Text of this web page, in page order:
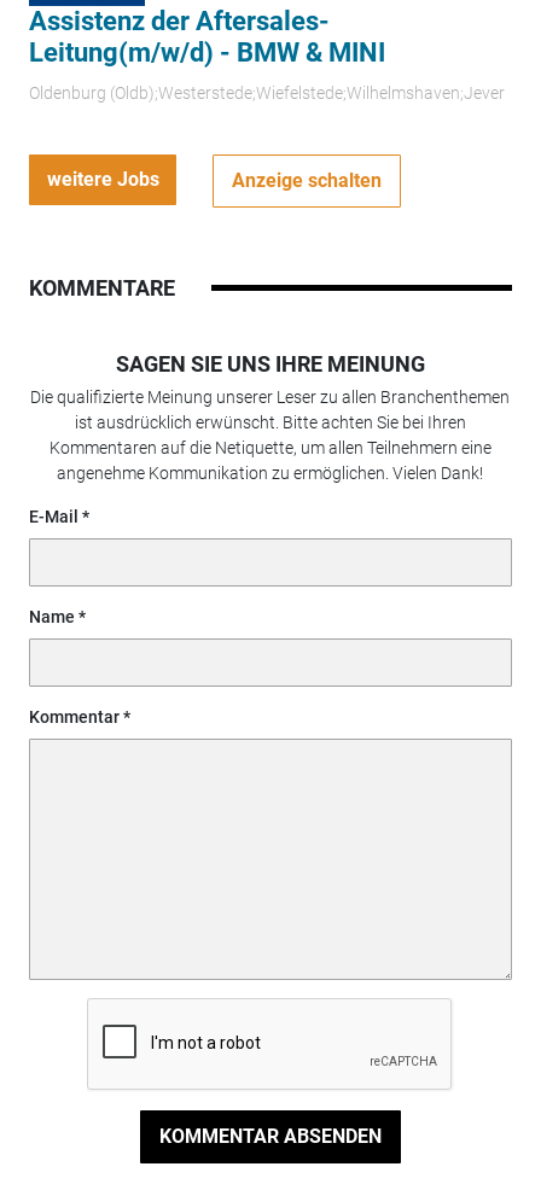
Assistenz der Aftersales-
Leitung(m/w/d) - BMW & MINI
Oldenburg (Oldb);Westerstede;Wiefelstede;Wilhelmshaven;Jever
weitere Jobs Anzeige schalten
KOMMENTARE
SAGEN SIE UNS IHRE MEINUNG
Die qualifizierte Meinung unserer Leser zu allen Branchenthemen
ist ausdrücklich erwünscht. Bitte achten Sie bei Ihren
Kommentaren auf die Netiquette, um allen Teilnehmern eine
angenehme Kommunikation zu ermöglichen. Vielen Dank!
E-Mail
Name
Kommentar
KOMMENTAR ABSENDEN